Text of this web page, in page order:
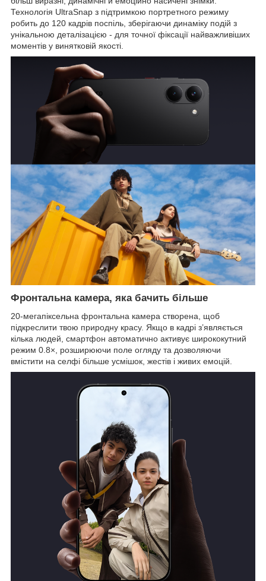
Технологія UltraSnap з підтримкою портретного режиму
робить до 120 кадрів поспіль, зберігаючи динаміку подій з
унікальною деталізацією - для точної фіксації найважливіших
моментів у винятковій якості.
Фронтальна камера, яка бачить більше
20-мегапіксельна фронтальна камера створена, щоб
підкреслити твою природну красу. Якщо в кадрі з’являється
кілька людей, смартфон автоматично активує ширококутний
режим 0.8×, розширюючи поле огляду та дозволяючи
вмістити на селфі більше усмішок, жестів і живих емоцій.